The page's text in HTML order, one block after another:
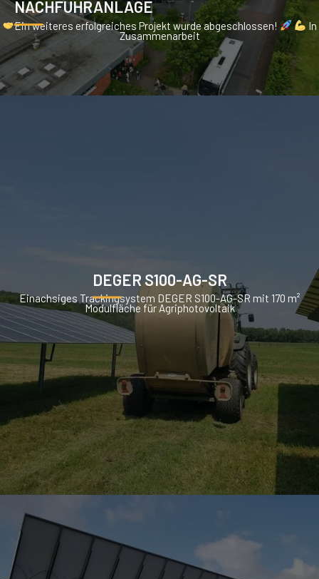
NACHFÜHRANLAGE
Ein weiteres erfolgreiches Projekt wurde abgeschlossen!
In
Zusammenarbeit
DEGER S100-AG-SR
Einachsiges Trackingsystem DEGER S100-AG-SR mit 170 m²
Modulfläche für Agriphotovoltaik